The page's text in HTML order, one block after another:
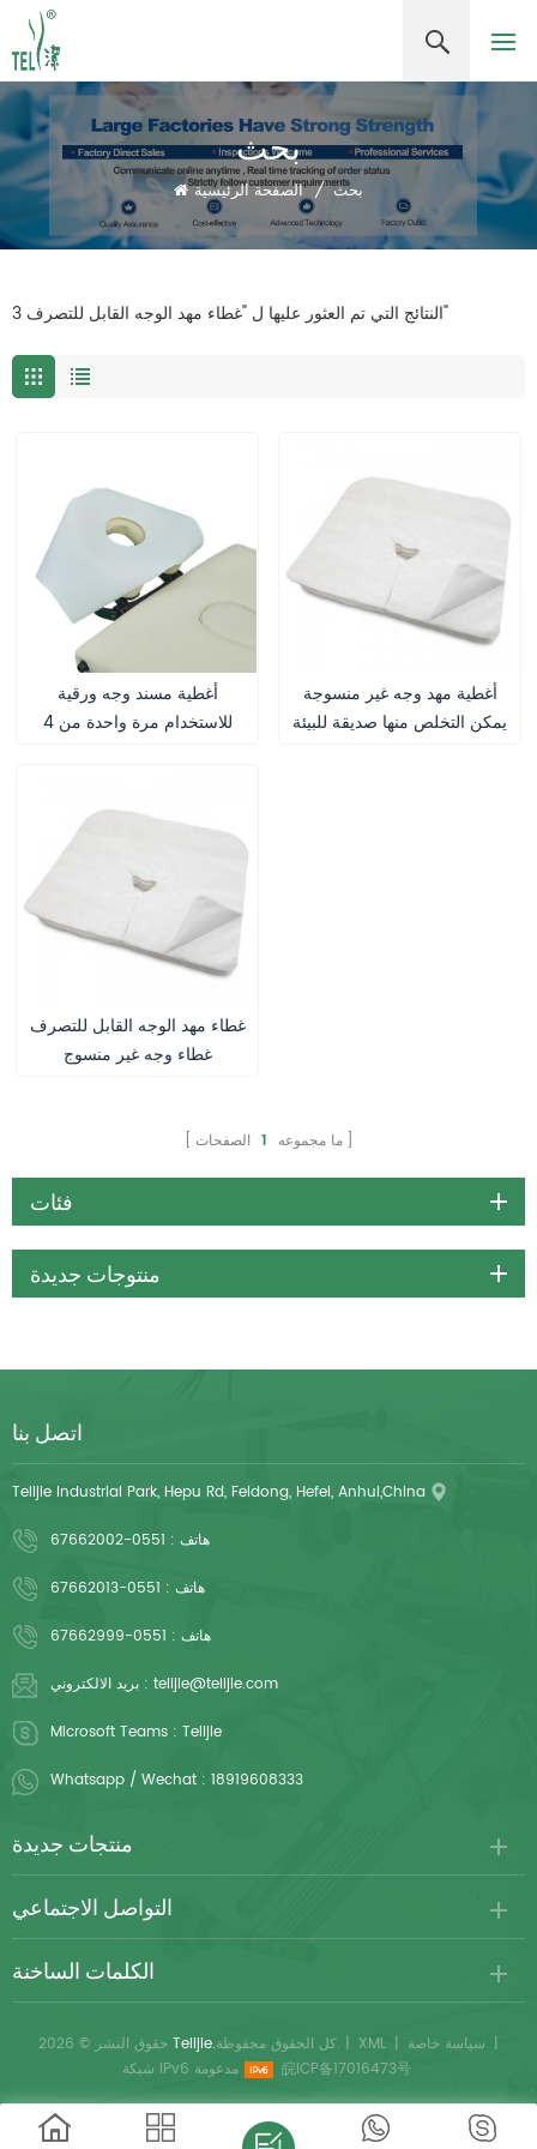
بحث
الصفحة الرئيسية / بحث
3 النتائج التي تم العثور عليها ل "غطاء مهد الوجه القابل للتصرف"
أغطية مسند وجه ورقية
للاستخدام مرة واحدة من 4
أغطية مهد وجه غير منسوجة
يمكن التخلص منها صديقة للبيئة
غطاء مهد الوجه القابل للتصرف
غطاء وجه غير منسوج
ما مجموعه 1 الصفحات
فئات
منتوجات جديدة
اتصل بنا
Telijie Industrial Park, Hepu Rd, Feidong, Hefei, Anhui,China
هاتف : 0551-67662002
هاتف : 0551-67662013
هاتف : 0551-67662999
بريد الالكتروني : telijie@telijie.com
Microsoft Teams : Telijie
Whatsapp / Wechat : 18919608333
منتجات جديدة
التواصل الاجتماعي
الكلمات الساخنة
Telijie. كل الحقوق محفوظة. | XML | سياسة خاصة |
شبكة IPv6 مدعومة
皖ICP备17016473号